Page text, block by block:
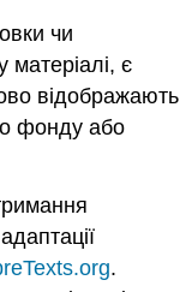
чи
матеріалі, є
відображають
фонду або
.